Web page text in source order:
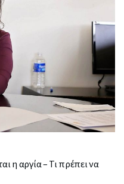
η αργία – Τι πρέπει να